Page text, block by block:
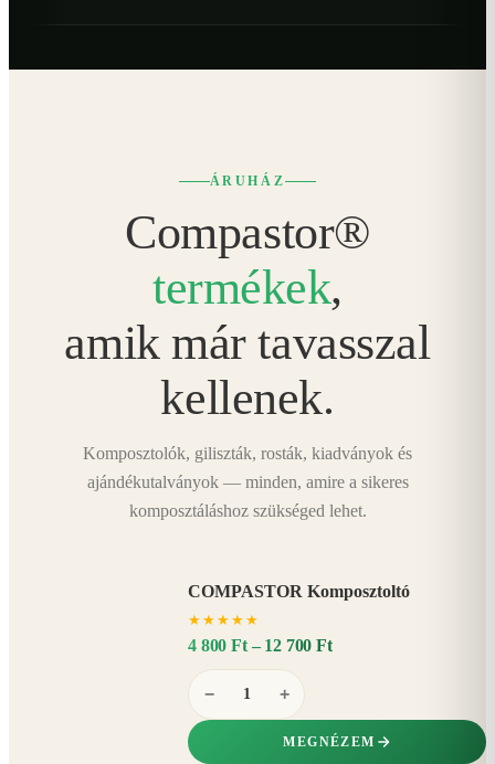
ÁRUHÁZ
Compastor®
termékek,
amik már tavasszal
kellenek.
Komposztolók, giliszták, rosták, kiadványok és
ajándékutalványok — minden, amire a sikeres
komposztáláshoz szükséged lehet.
COMPASTOR Komposztoltó
★ ★ ★ ★ ★
4 800 Ft – 12 700 Ft
− +
MEGNÉZEM